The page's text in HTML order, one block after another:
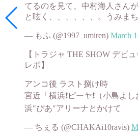
てるのを見て、中村海人さん
と呟く、、、、、、。うみまち
— もふ (@1997_umiren) March
【トラジャ THE SHOW デビ
レポ】
アンコ後 ラスト捌け時
宮近「横浜❗️ピーヤ❗️（小島よ
浜″ぴあ″アリーナとかけて
— ちぇる (@CHAKAi10ravis)